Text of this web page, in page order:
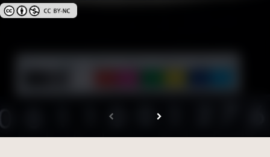
創用CC姓名標示-非商業性 3.0 台灣及其後版本(CC BY-NC 3.0 TW +)